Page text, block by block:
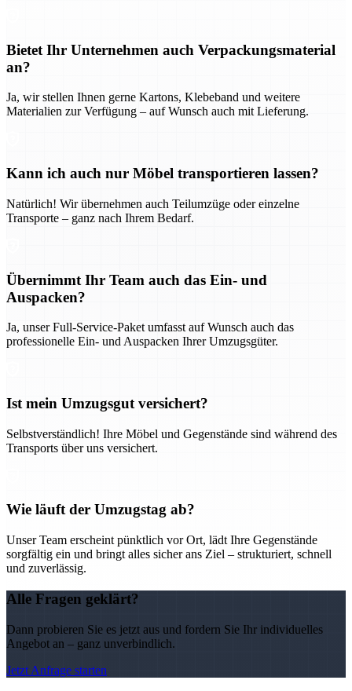
Bietet Ihr Unternehmen auch Verpackungsmaterial
an?
Ja, wir stellen Ihnen gerne Kartons, Klebeband und weitere
Materialien zur Verfügung – auf Wunsch auch mit Lieferung.
Kann ich auch nur Möbel transportieren lassen?
Natürlich! Wir übernehmen auch Teilumzüge oder einzelne
Transporte – ganz nach Ihrem Bedarf.
Übernimmt Ihr Team auch das Ein- und
Auspacken?
Ja, unser Full-Service-Paket umfasst auf Wunsch auch das
professionelle Ein- und Auspacken Ihrer Umzugsgüter.
Ist mein Umzugsgut versichert?
Selbstverständlich! Ihre Möbel und Gegenstände sind während des
Transports über uns versichert.
Wie läuft der Umzugstag ab?
Unser Team erscheint pünktlich vor Ort, lädt Ihre Gegenstände
sorgfältig ein und bringt alles sicher ans Ziel – strukturiert, schnell
und zuverlässig.
Alle Fragen geklärt?
Dann probieren Sie es jetzt aus und fordern Sie Ihr individuelles
Angebot an – ganz unverbindlich.
Jetzt Anfrage starten